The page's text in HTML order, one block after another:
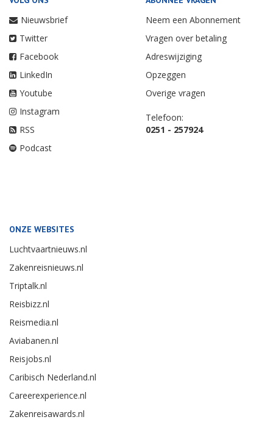
Nieuwsbrief
Twitter
Facebook
LinkedIn
Youtube
Instagram
RSS
Podcast
Neem een Abonnement
Vragen over betaling
Adreswijziging
Opzeggen
Overige vragen
Telefoon:
0251 - 257924
ONZE WEBSITES
Luchtvaartnieuws.nl
Zakenreisnieuws.nl
Triptalk.nl
Reisbizz.nl
Reismedia.nl
Aviabanen.nl
Reisjobs.nl
Caribisch Nederland.nl
Careerexperience.nl
Zakenreisawards.nl